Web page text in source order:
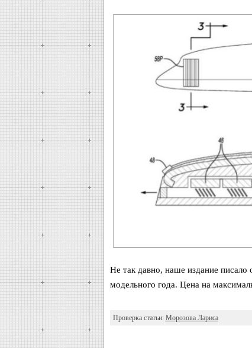
Не так давно, наше издание
модельного года. Цена на
Проверка статьи: Морозова Лариса